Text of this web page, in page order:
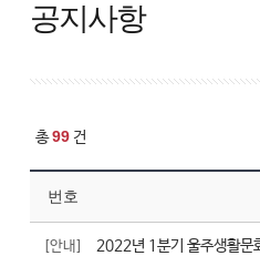
공지사항
총99 건
번호
[안내] 2022년 1분기 울주생활문